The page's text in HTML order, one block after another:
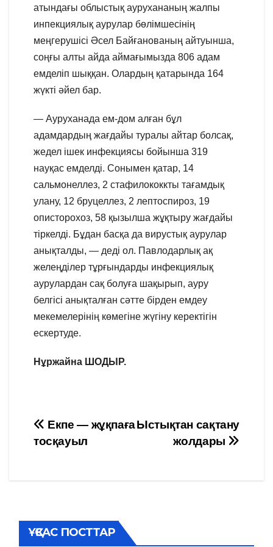
атындағы облыстық аурухананың жалпы
инпекциялық аурулар бөлімшесінің
меңгерушісі Әсел Байғанованың айтуынша,
соңғы алты айда аймағымызда 806 адам
емделіп шыққан. Олардың қатарында 164
жүкті әйел бар.
— Ауруханада ем-дом алған бұл
адамдардың жағдайы туралы айтар болсақ,
жедел ішек инфекциясы бойынша 319
науқас емделді. Сонымен қатар, 14
сальмонеллез, 2 стафилококкты тағамдық
улану, 12 бруцеллез, 2 лептоспироз, 19
описторохоз, 58 қызылша жұқтыру жағдайы
тіркелді. Бұдан басқа да вирустық аурулар
анықталды, — деді ол. Павлодарлық ақ
желеңділер тұрғындарды инфекциялық
аурулардан сақ болуға шақырып, ауру
белгісі анықталған сәтте бірден емдеу
мекемелерінің көмегіне жүгіну керектігін
ескертуде.
Нұржайна ШОДЫР.
НавигацияЫстықтан сақтану
жолдары
Екпе — жұқпаға
тосқауыл
ҰҚСАС ПОСТТАР